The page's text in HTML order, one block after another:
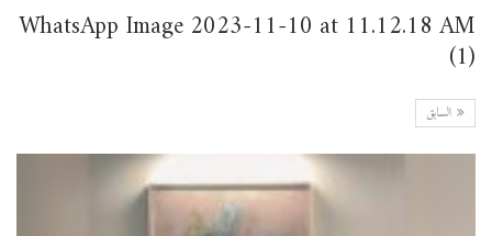
WhatsApp Image 2023-11-10 at 11.12.18 AM
(1)
السابق